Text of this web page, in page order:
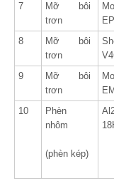
7
Mỡ bôi
trơn
8
Mỡ bôi
trơn
9
Mỡ bôi
trơn
10
Phèn
nhôm
(phèn kép)